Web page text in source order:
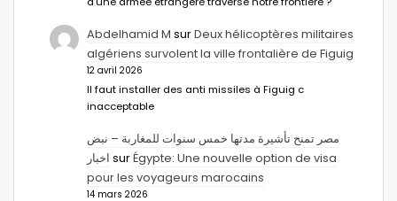
Abdelhamid M surDeux hélicoptères militaires
algériens survolent la ville frontalière de Figuig
12 avril 2026
Il faut installer des anti missiles à Figuig c
inacceptable
مصر تمنح تأشيرة مدتها خمس سنوات للمغاربة – نبض
اخبار surÉgypte: Une nouvelle option de visa
pour les voyageurs marocains
14 mars 2026